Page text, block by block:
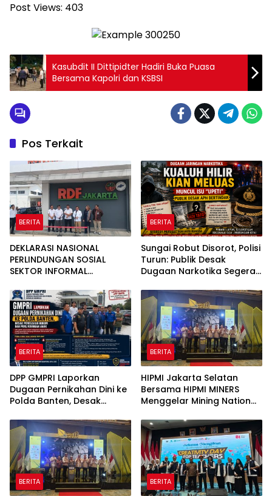
Post Views: 403
Kasubdit II Dittipidter Hadiri Buka Puasa
Bersama Kapolri dan KSBSI
Pos Terkait
BERITA
DEKLARASI NASIONAL
PERLINDUNGAN SOSIAL
SEKTOR INFORMAL
DILUNCURKAN, PEMERINTAH
PERKUAT PERLINDUNGAN
4.000 PEMULUNG BANTAR
GEBANG
BERITA
Sungai Robut Disorot, Polisi
Turun: Publik Desak
Dugaan Narkotika Segera
BERITA
DPP GMPRI Laporkan
Dugaan Pernikahan Dini ke
Polda Banten, Desak
Perlindungan Anak
BERITA
HIPMI Jakarta Selatan
Bersama HIPMI MINERS
Menggelar Mining Nation
Indah Golf Jakarta
BERITA BERITA